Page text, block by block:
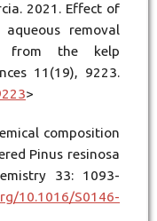
2021. Effect of
removal
from the kelp
11(19), 9223.
>
composition
Pinus resinosa
33: 1093-
10.1016/S0146-